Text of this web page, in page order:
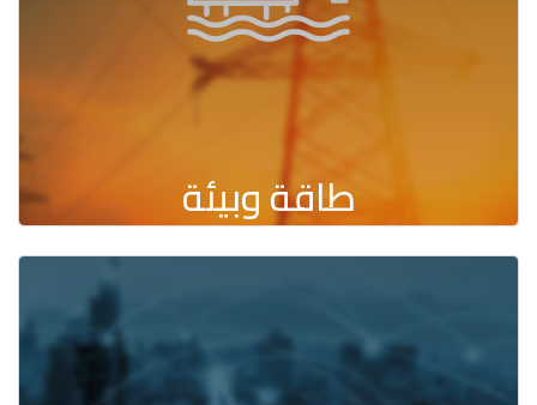
طاقة وبيئة